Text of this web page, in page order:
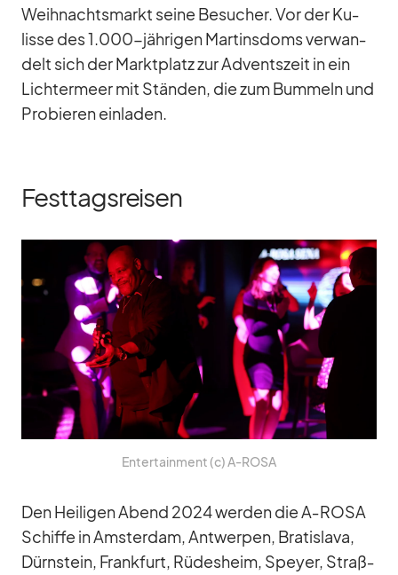
Weih­nachts­markt seine Be­su­cher. Vor der Ku­
lisse des 1.000-jährigen Mar­tins­doms ver­wan­
delt sich der Markt­platz zur Ad­vents­zeit in ein
Lich­ter­meer mit Stän­den, die zum Bum­meln und
Pro­bie­ren ein­la­den.
Festtagsreisen
En­ter­tain­ment (c) A‑ROSA
Den Hei­li­gen Abend 2024 wer­den die A‑ROSA
Schiffe in Ams­ter­dam, Ant­wer­pen, Bra­tis­lava,
Dürn­stein, Frank­furt, Rü­des­heim, Speyer, Straß­